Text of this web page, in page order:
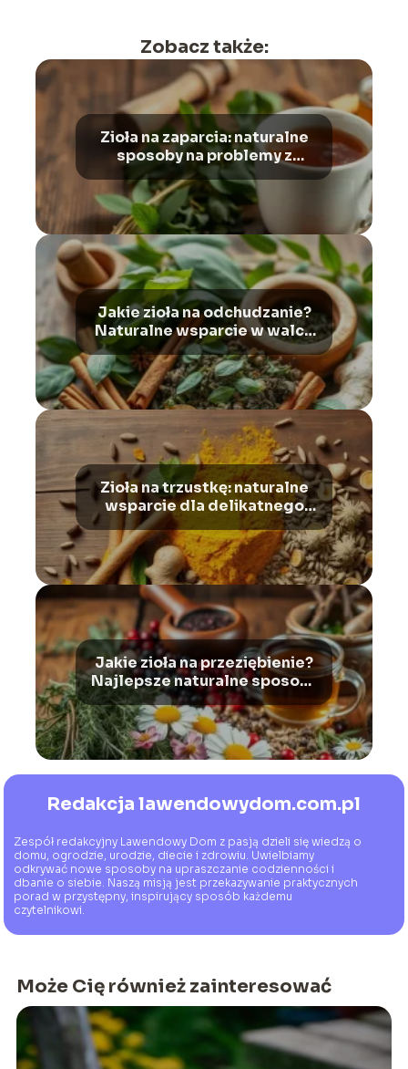
Zobacz także:
Zioła na zaparcia: naturalne
sposoby na problemy z
wypróżnianiem i wzdęcia
Jakie zioła na odchudzanie?
Naturalne wsparcie w walce
z nadwagą i otyłością
Zioła na trzustkę: naturalne
wsparcie dla delikatnego
organu
Jakie zioła na przeziębienie?
Najlepsze naturalne sposoby
na infekcję i wzmocnienie
odporności
Redakcja lawendowydom.com.pl
Zespół redakcyjny Lawendowy Dom z pasją dzieli się wiedzą o
domu, ogrodzie, urodzie, diecie i zdrowiu. Uwielbiamy
odkrywać nowe sposoby na upraszczanie codzienności i
dbanie o siebie. Naszą misją jest przekazywanie praktycznych
porad w przystępny, inspirujący sposób każdemu
czytelnikowi.
Może Cię również zainteresować